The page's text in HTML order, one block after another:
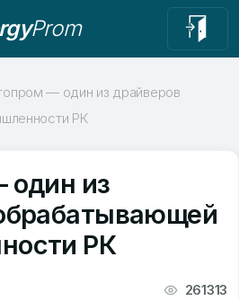
Prom
— один из драйверов
РК
из
РК
261313